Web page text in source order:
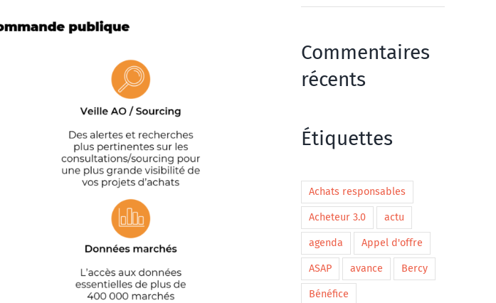
Commentaires
récents
Étiquettes
Achats responsables
Acheteur 3.0 actu
agenda Appel d'offre
ASAP avance Bercy
Bénéfice